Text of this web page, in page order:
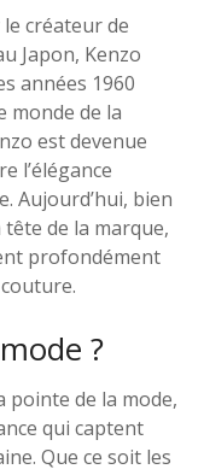
créateur de
Japon, Kenzo
années 1960
monde de la
est devenue
l’élégance
Aujourd’hui, bien
de la marque,
profondément
?
pointe de la mode,
qui captent
Que ce soit les